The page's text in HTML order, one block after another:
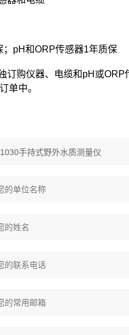
pH和ORP传感器1年质保
购仪器、电缆和pH或
单中。